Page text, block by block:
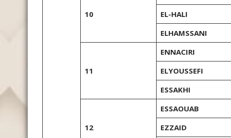
10
EL-HALI
ELHAMSSANI
11
ENNACIRI
ELYOUSSEFI
ESSAKHI
12
ESSAOUAB
EZZAID